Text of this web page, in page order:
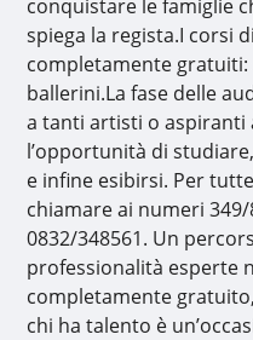
conquistare le famiglie
spiega la regista.I corsi
completamente
ballerini.La fase delle
a tanti artisti o aspiranti
l’opportunità di
e infine esibirsi. Per
chiamare ai numeri
0832/348561. Un
professionalità esperte
completamente
chi ha talento è